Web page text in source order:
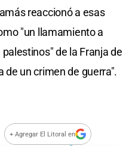
reaccionó a esas
"un llamamiento a
de la Franja de
de un crimen de guerra".
+ Agregar El Litoral en